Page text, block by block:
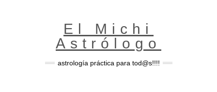
El Michi
Astrólogo
astrología práctica para tod@s!!!!